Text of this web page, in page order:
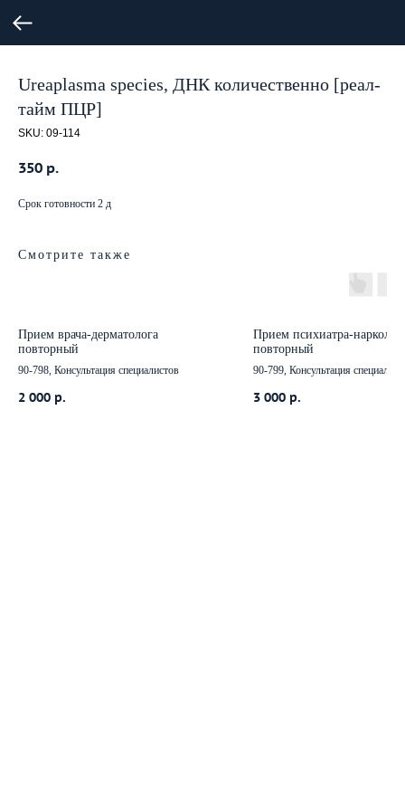
Ureaplasma species, ДНК количественно [реал-
тайм ПЦР]
SKU: 09-114
350 р.
Срок готовности 2 д
Смотрите также
Прием врача-дерматолога
повторный
90-798, Консультация специалистов
2 000 р.
Прием психиатра-
повторный
90-799, Консультация
3 000 р.